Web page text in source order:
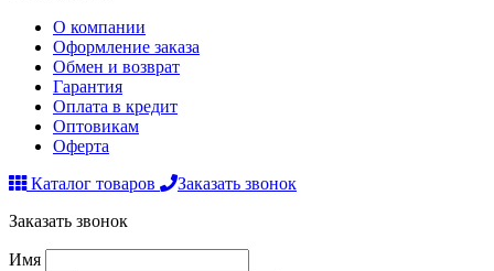
О компании
Оформление заказа
Обмен и возврат
Гарантия
Оплата в кредит
Оптовикам
Оферта
Каталог товаров
Заказать звонок
Заказать звонок
Имя